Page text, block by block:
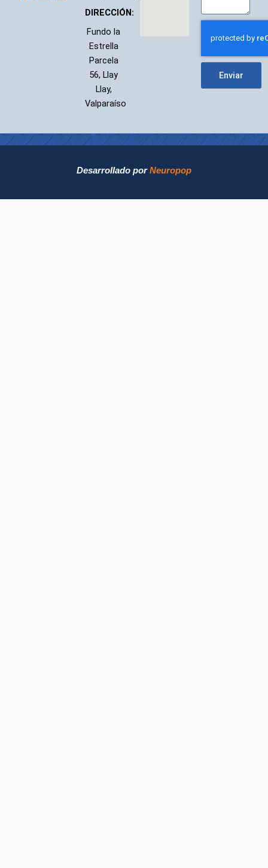
DIRECCIÓN:
Fundo la
Estrella
Parcela
56, Llay
Llay,
Valparaíso
Enviar
Desarrollado porNeuropop